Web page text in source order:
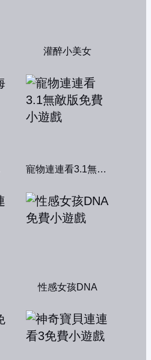
灌醉小美女
寵物連連看3.1無敵版
性感女孩DNA